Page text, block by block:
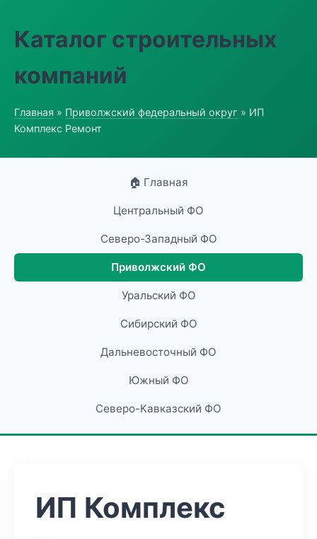
Каталог строительных
компаний
Главная » Приволжский федеральный округ » ИП
Комплекс Ремонт
🏠 Главная
Центральный ФО
Северо-Западный ФО
Приволжский ФО
Уральский ФО
Сибирский ФО
Дальневосточный ФО
Южный ФО
Северо-Кавказский ФО
ИП Комплекс